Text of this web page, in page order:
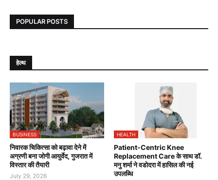
POPULAR POSTS
हेल्थ
BUSINESS
निवारक चिकित्सा को बढ़ावा देने में
अग्रणी बना जोगी आयुर्वेद, गुजरात में
विस्तार की तैयारी
July 29, 2026
HEALTH
Patient-Centric Knee
Replacement Care के साथ डॉ.
मनु शर्मा ने वडोदरा में हासिल की नई
उपलब्धि